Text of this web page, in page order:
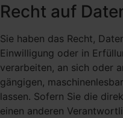
Recht auf
Sie haben das Recht,
Einwilligung oder in
verarbeiten, an sich oder
gängigen,
lassen. Sofern Sie die
einen anderen